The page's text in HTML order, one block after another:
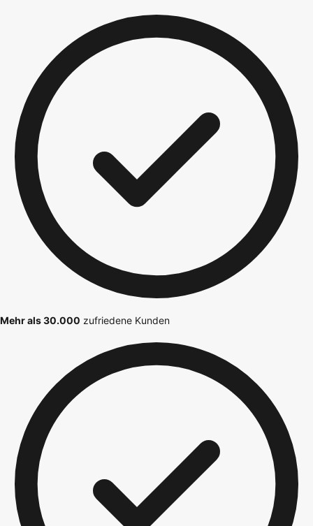
Mehr als 30.000 zufriedene Kunden